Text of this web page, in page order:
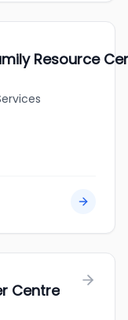
Resource
Centre